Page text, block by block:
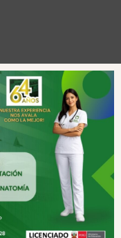
HBA Noticias| Todos los
Tacna Noticias